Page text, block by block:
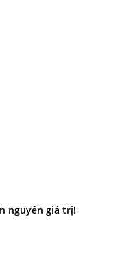
nguyên giá trị!